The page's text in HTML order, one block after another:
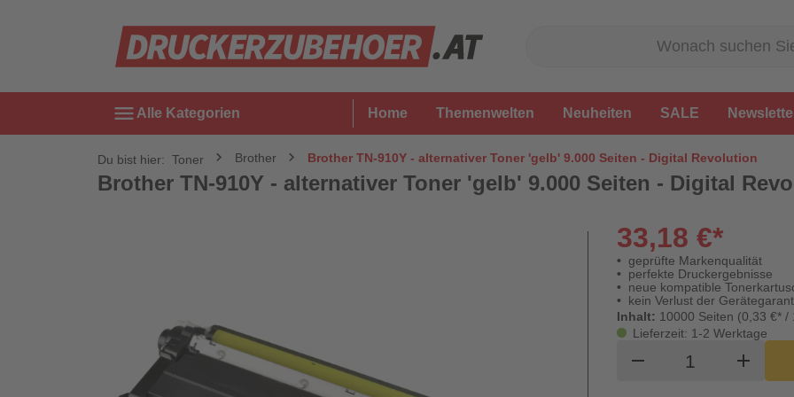
menu Alle Kategorien Home Themenwelten Neuheiten SALE
Du bist hier: Toner Brother Brother TN-910Y - alternativer Toner 'gelb' 9.000 Seiten - Digital Revolution
Brother TN-910Y - alternativer Toner 'gelb' 9.000 Seiten - Digital
33,18 €*
geprüfte Markenqualität
perfekte Druckergebnisse
neue kompatible
kein Verlust der
Inhalt: 10000 Seiten (0,33 €* /
Lieferzeit: 1-2 Werktage
remove Produktadd